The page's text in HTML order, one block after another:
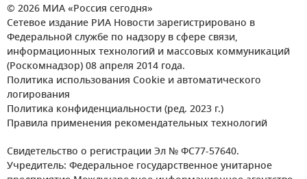
© 2026 МИА «Россия сегодня»
Сетевое издание РИА Новости зарегистрировано в
Федеральной службе по надзору в сфере связи,
информационных технологий и массовых коммуникаций
(Роскомнадзор) 08 апреля 2014 года.
Политика использования Cookie и автоматического
логирования
Политика конфиденциальности (ред. 2023 г.)
Правила применения рекомендательных технологий
Свидетельство о регистрации Эл № ФС77-57640.
Учредитель: Федеральное государственное унитарное